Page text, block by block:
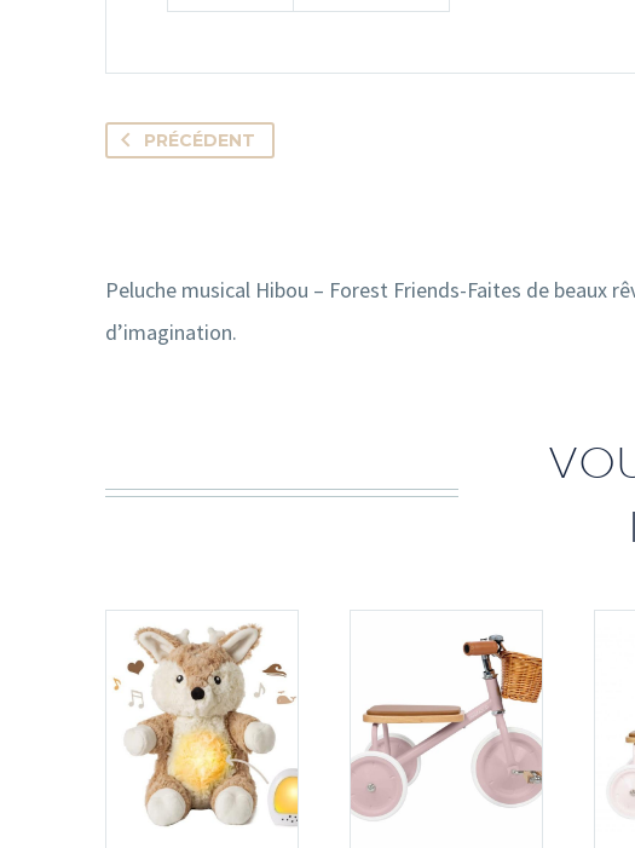
PRÉCÉDENT
Peluche musical Hibou – Forest Friends-Faites de beaux
d’imagination.